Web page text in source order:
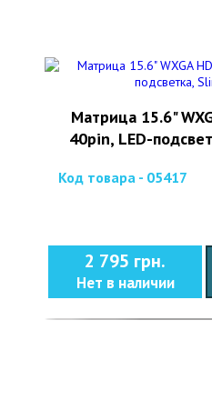
Матрица 15.6"
40pin, LED-
Код товара - 05417
2 795 грн.
Нет в наличии